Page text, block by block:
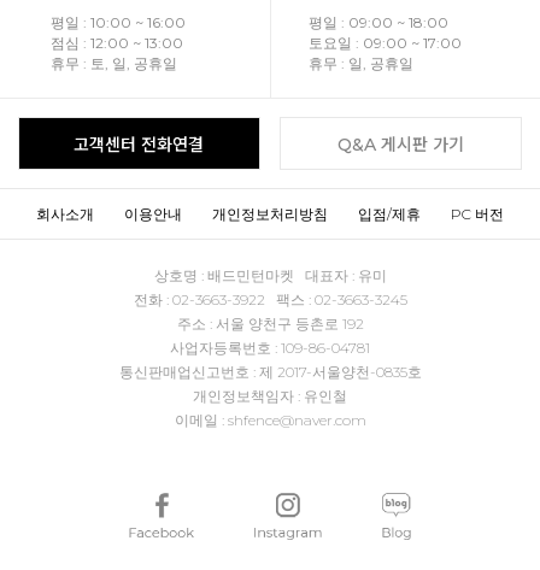
평일 : 10:00 ~ 16:00
점심 : 12:00 ~ 13:00
휴무 : 토, 일, 공휴일
평일 : 09:00 ~ 18:00
토요일 : 09:00 ~ 17:00
휴무 : 일, 공휴일
고객센터 전화연결 Q&A 게시판 가기
회사소개 이용안내 개인정보처리방침 입점/제휴 PC 버전
상호명 : 배드민턴마켓 대표자 : 유미
전화 : 02-3663-3922 팩스 : 02-3663-3245
주소 : 서울 양천구 등촌로 192
사업자등록번호 : 109-86-04781
통신판매업신고번호 : 제 2017-서울양천-0835호
개인정보책임자 : 유인철
이메일 : shfence@naver.com